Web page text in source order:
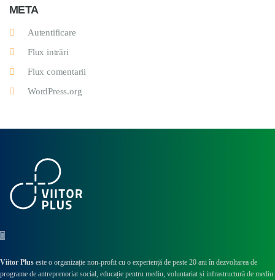
META
Autentificare
Flux intrări
Flux comentarii
WordPress.org
Viitor Plus este o organizație non-profit cu o experiență de peste 20 ani în dezvoltarea de
programe de antreprenoriat social, educație pentru mediu, voluntariat și infrastructură de mediu.